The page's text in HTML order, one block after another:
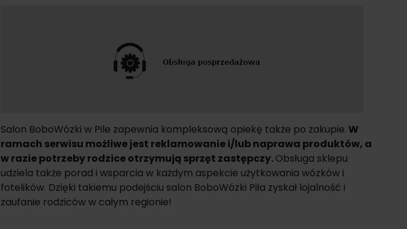
Salon BoboWózki w Pile zapewnia kompleksową opiekę także po zakupie.W
ramach serwisu możliwe jest reklamowanie i/lub naprawa produktów, a
w razie potrzeby rodzice otrzymują sprzęt zastępczy.Obsługa sklepu
udziela także porad i wsparcia w każdym aspekcie użytkowania wózków i
fotelików. Dzięki takiemu podejściu salon BoboWózki Piła zyskał lojalność i
zaufanie rodziców w całym regionie!